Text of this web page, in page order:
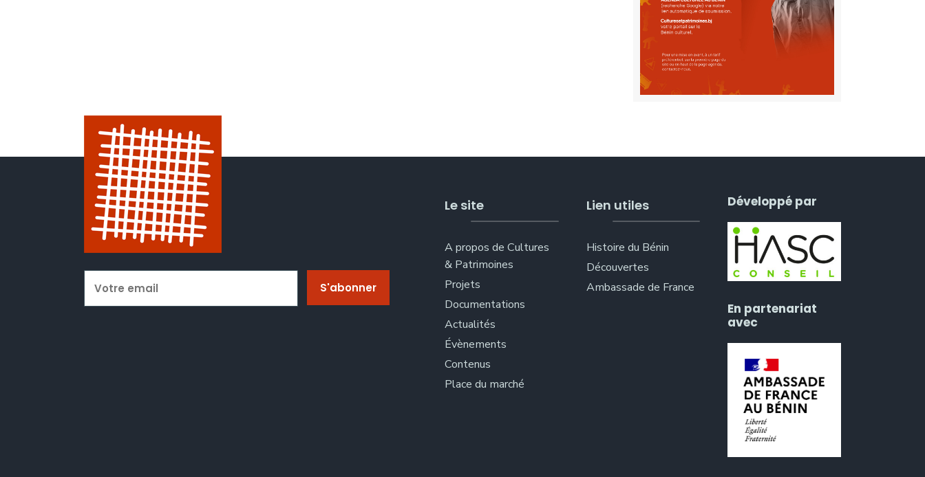
Le site
A propos de Cultures
& Patrimoines
Projets
Documentations
Actualités
Évènements
Contenus
Place du marché
Lien utiles
Histoire du Bénin
Découvertes
Ambassade de France
Développé par
En partenariat
avec